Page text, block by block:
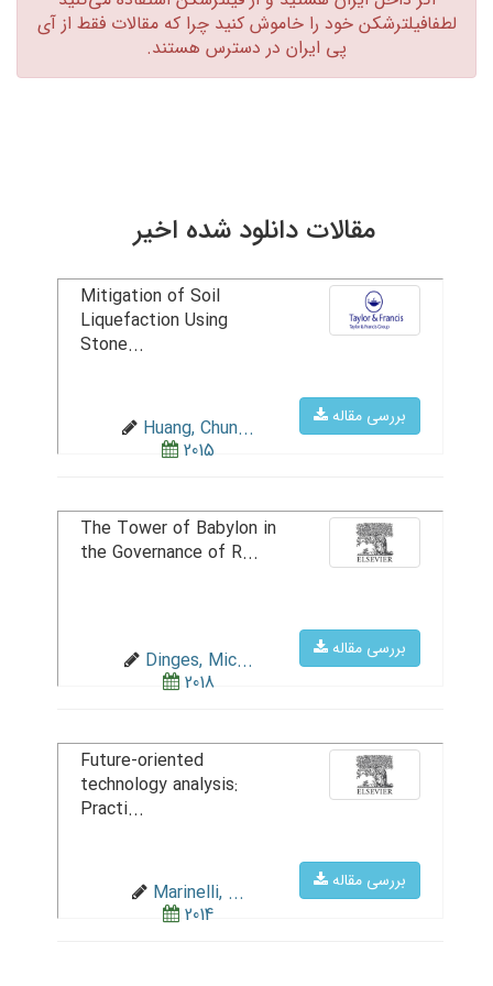
لطفافیلترشکن خود را خاموش کنید چرا که مقالات فقط از آی
پی ایران در دسترس هستند.‏
مقالات دانلود شده اخیر
بررسی مقاله
Mitigation of Soil
Liquefaction Using
Stone...
Huang, Chun...
2015
بررسی مقاله
The Tower of Babylon in
the Governance of R...
Dinges, Mic...
2018
بررسی مقاله
Future-oriented
technology analysis:
Practi...
Marinelli, ...
2014